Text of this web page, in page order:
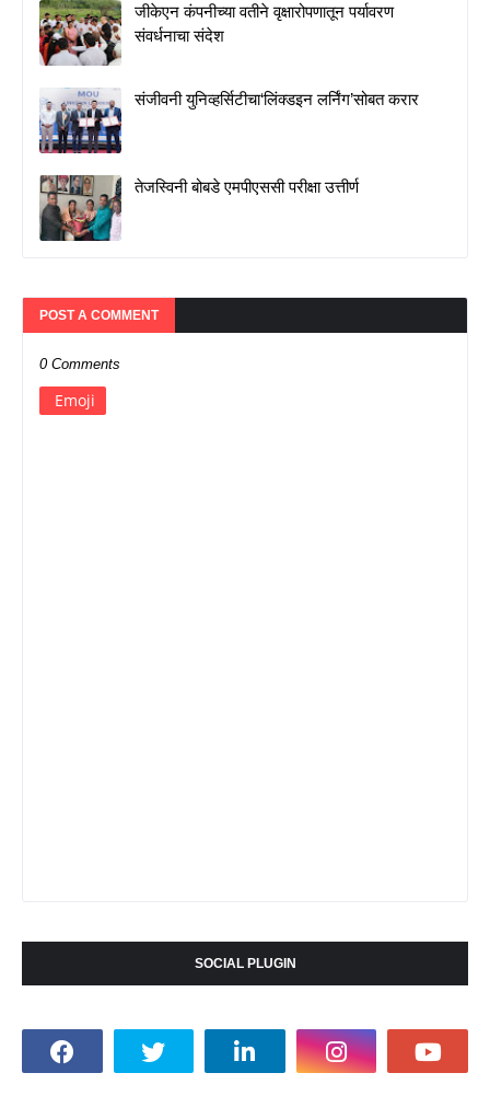
जीकेएन कंपनीच्या वतीने वृक्षारोपणातून पर्यावरण
संवर्धनाचा संदेश
संजीवनी युनिव्हर्सिटीचा‘लिंक्डइन लर्निंग’सोबत करार
तेजस्विनी बोबडे एमपीएससी परीक्षा उत्तीर्ण
POST A COMMENT
0 Comments
Emoji
SOCIAL PLUGIN